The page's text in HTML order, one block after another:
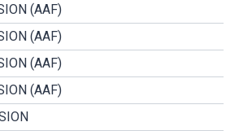
(AAF)
(AAF)
(AAF)
(AAF)